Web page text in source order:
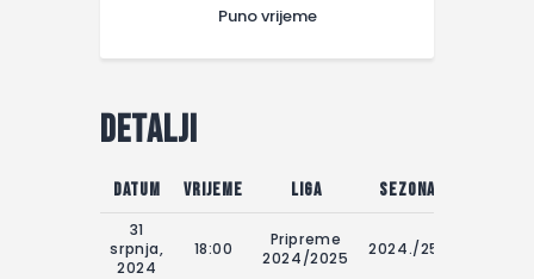
Puno vrijeme
Detalji
Datum Vrijeme Liga Sezona
31
srpnja,
2024
18:00
Pripreme
2024/2025
2024./25.